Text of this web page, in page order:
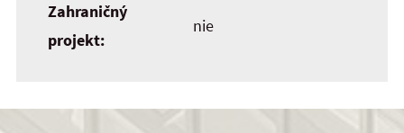
Zahraničný
projekt:
nie